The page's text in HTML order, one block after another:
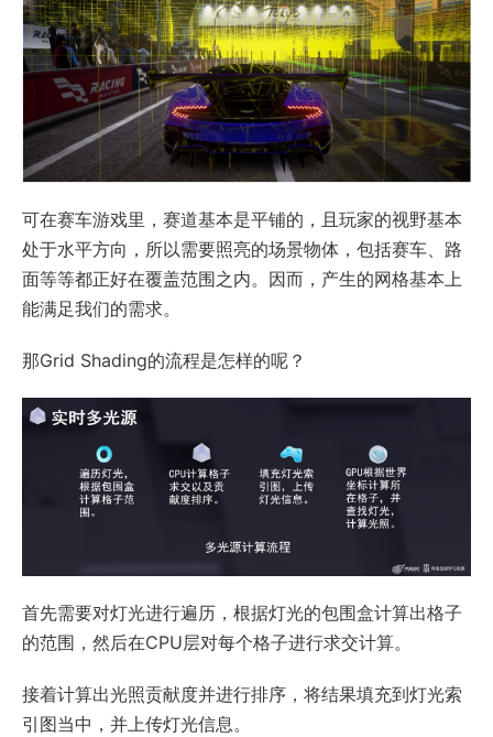
可在赛车游戏里，赛道基本是平铺的，且玩家的视野基本
处于水平方向，所以需要照亮的场景物体，包括赛车、路
面等等都正好在覆盖范围之内。因而，产生的网格基本上
能满足我们的需求。
那Grid Shading的流程是怎样的呢？
首先需要对灯光进行遍历，根据灯光的包围盒计算出格子
的范围，然后在CPU层对每个格子进行求交计算。
接着计算出光照贡献度并进行排序，将结果填充到灯光索
引图当中，并上传灯光信息。